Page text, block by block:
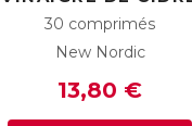
30 comprimés
New Nordic
13,80 €